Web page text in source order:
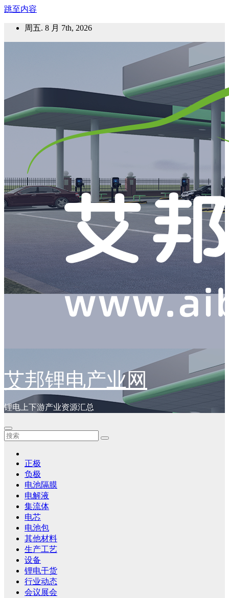
跳至内容
周五. 8 月 7th, 2026
艾邦锂电产业网
锂电上下游产业资源汇总
正极
负极
电池隔膜
电解液
集流体
电芯
电池包
其他材料
生产工艺
设备
锂电干货
行业动态
会议展会